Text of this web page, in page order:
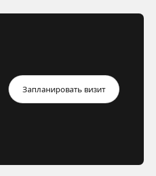
Запланировать визит